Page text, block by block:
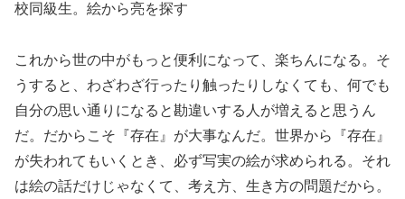
校同級生。絵から亮を探す
これから世の中がもっと便利になって、楽ちんになる。そ
うすると、わざわざ行ったり触ったりしなくても、何でも
自分の思い通りになると勘違いする人が増えると思うん
だ。だからこそ『存在』が大事なんだ。世界から『存在』
が失われてもいくとき、必ず写実の絵が求められる。それ
は絵の話だけじゃなくて、考え方、生き方の問題だから。